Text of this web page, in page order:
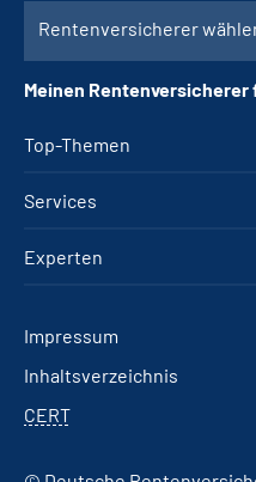
Top-Themen
Services
Experten
Rentenversicherer
Meinen Rentenversicherer
Impressum
Inhaltsverzeichnis
CERT